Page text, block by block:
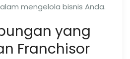
mengelola bisnis Anda.
yang
Franchisor